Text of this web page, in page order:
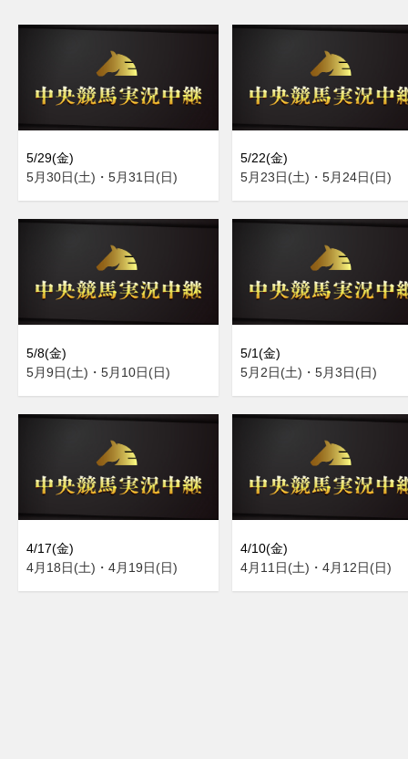
5/29(金)
5月30日(土)・5月31日(日)
5/22(金)
5月23日(土)・5月24日(日)
5/8(金)
5月9日(土)・5月10日(日)
5/1(金)
5月2日(土)・5月3日(日)
4/17(金)
4月18日(土)・4月19日(日)
4/10(金)
4月11日(土)・4月12日(日)